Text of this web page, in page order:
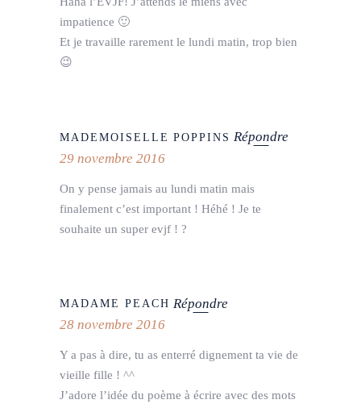
impatience 🙂
Et je travaille rarement le lundi matin, trop bien
😉
MADEMOISELLE POPPINS Répondre
29 novembre 2016
On y pense jamais au lundi matin mais
finalement c’est important ! Héhé ! Je te
souhaite un super evjf ! ?
MADAME PEACH Répondre
28 novembre 2016
Y a pas à dire, tu as enterré dignement ta vie de
vieille fille ! ^^
J’adore l’idée du poème à écrire avec des mots